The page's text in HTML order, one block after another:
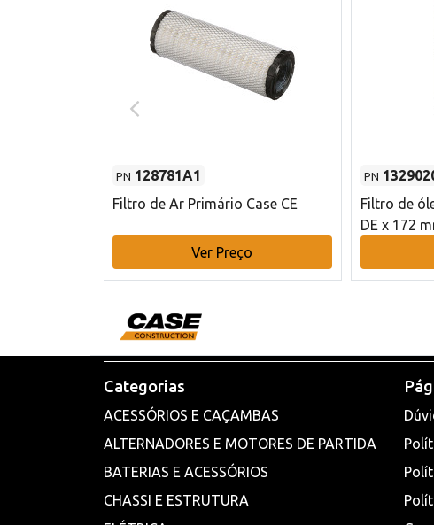
PN 128781A1
Filtro de Ar Primário Case CE
Ver Preço
PN
Filtro de
DE x 172
Categorias
ACESSÓRIOS E CAÇAMBAS
ALTERNADORES E MOTORES DE PARTIDA
BATERIAS E ACESSÓRIOS
CHASSI E ESTRUTURA